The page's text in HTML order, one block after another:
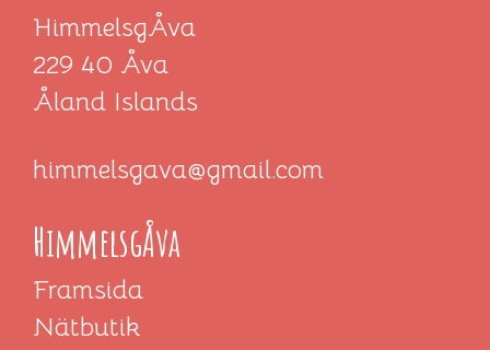
HimmelsgÅva
229 40 Åva
Åland Islands
himmelsgava@gmail.com
HimmelsgÅva
Framsida
Nätbutik